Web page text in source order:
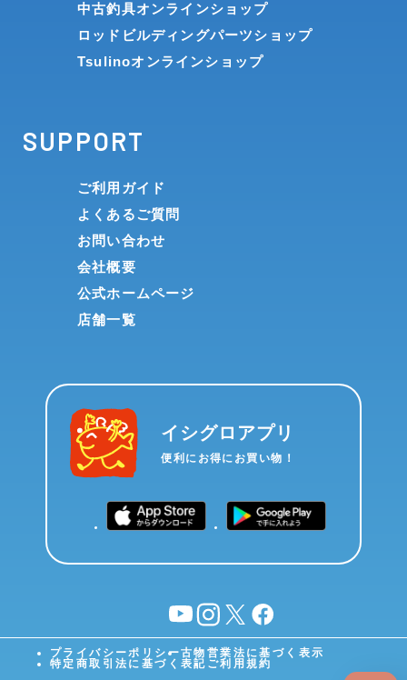
中古釣具オンラインショップ
ロッドビルディングパーツショップ
Tsulinoオンラインショップ
SUPPORT
ご利用ガイド
よくあるご質問
お問い合わせ
会社概要
公式ホームページ
店舗一覧
イシグロアプリ
便利にお得にお買い物！
YouTubeinstagram
X facebook
プライバシーポリシー古物営業法に基づく表示
特定商取引法に基づく表記 ご利用規約